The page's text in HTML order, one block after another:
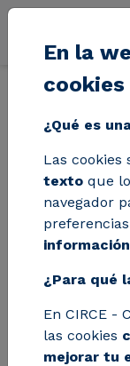
Pasar al
Blog
En la
cookies
¿Qué es
Las cookies
texto que
navegador
¿Para qué
En CIRCE -
las cookies
mejorar tu